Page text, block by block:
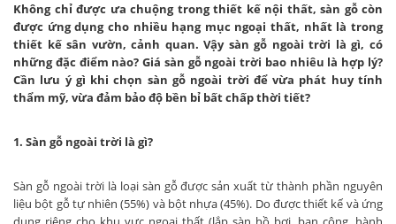
Không chỉ được ưa chuộng trong thiết kế nội thất, sàn gỗ còn
được ứng dụng cho nhiều hạng mục ngoại thất, nhất là trong
thiết kế sân vườn, cảnh quan. Vậy sàn gỗ ngoài trời là gì, có
những đặc điểm nào? Giá sàn gỗ ngoài trời bao nhiêu là hợp lý?
Cần lưu ý gì khi chọn sàn gỗ ngoài trời để vừa phát huy tính
thẩm mỹ, vừa đảm bảo độ bền bỉ bất chấp thời tiết?
1. Sàn gỗ ngoài trời là gì?
Sàn gỗ ngoài trời là loại sàn gỗ được sản xuất từ thành phần nguyên
liệu bột gỗ tự nhiên (55%) và bột nhựa (45%). Do được thiết kế và ứng